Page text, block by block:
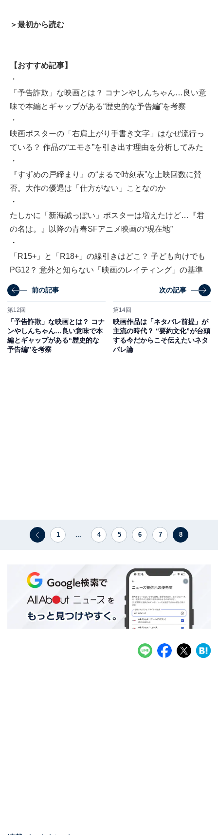
＞最初から読む
【おすすめ記事】
・
「予告詐欺」な映画とは？ コナンやしんちゃん…良い意
味で本編とギャップがある“歴史的な予告編”を考察
・
映画ポスターの「右肩上がり手書き文字」はなぜ流行っ
ている？ 作品の“エモさ”を引き出す理由を分析してみた
・
『すずめの戸締まり』の“まるで時刻表”な上映回数に賛
否。大作の優遇は「仕方がない」ことなのか
・
たしかに「新海誠っぽい」ポスターは増えたけど…『君
の名は。』以降の青春SFアニメ映画の“現在地”
・
「R15+」と「R18+」の線引きはどこ？ 子ども向けでも
PG12？ 意外と知らない「映画のレイティング」の基準
前の記事
第12回
「予告詐欺」な映画とは？ コナ
ンやしんちゃん…良い意味で本
編とギャップがある“歴史的な
予告編”を考察
次の記事
第14回
映画作品は「ネタバレ前提」が
主流の時代？ “要約文化”が台頭
する今だからこそ伝えたいネタ
バレ論
1 ... 4 5 6 7 8